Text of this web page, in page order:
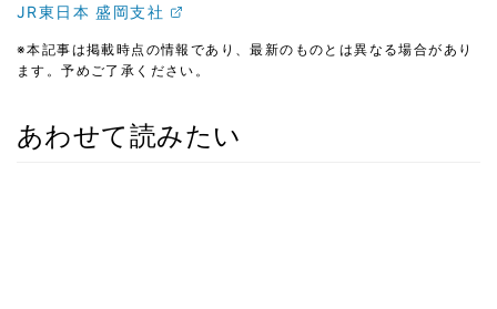
JR東日本 盛岡支社
※本記事は掲載時点の情報であり、最新のものとは異なる場合があり
ます。予めご了承ください。
あわせて読みたい